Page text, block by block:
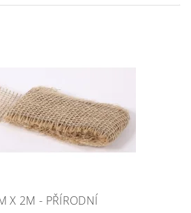
X 2M - PŘÍRODNÍ